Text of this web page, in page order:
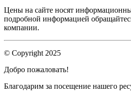
Цены на сайте носят
подробной информацией
компании.
© Copyright 2025
Добро пожаловать!
Благодарим за посещение нашего